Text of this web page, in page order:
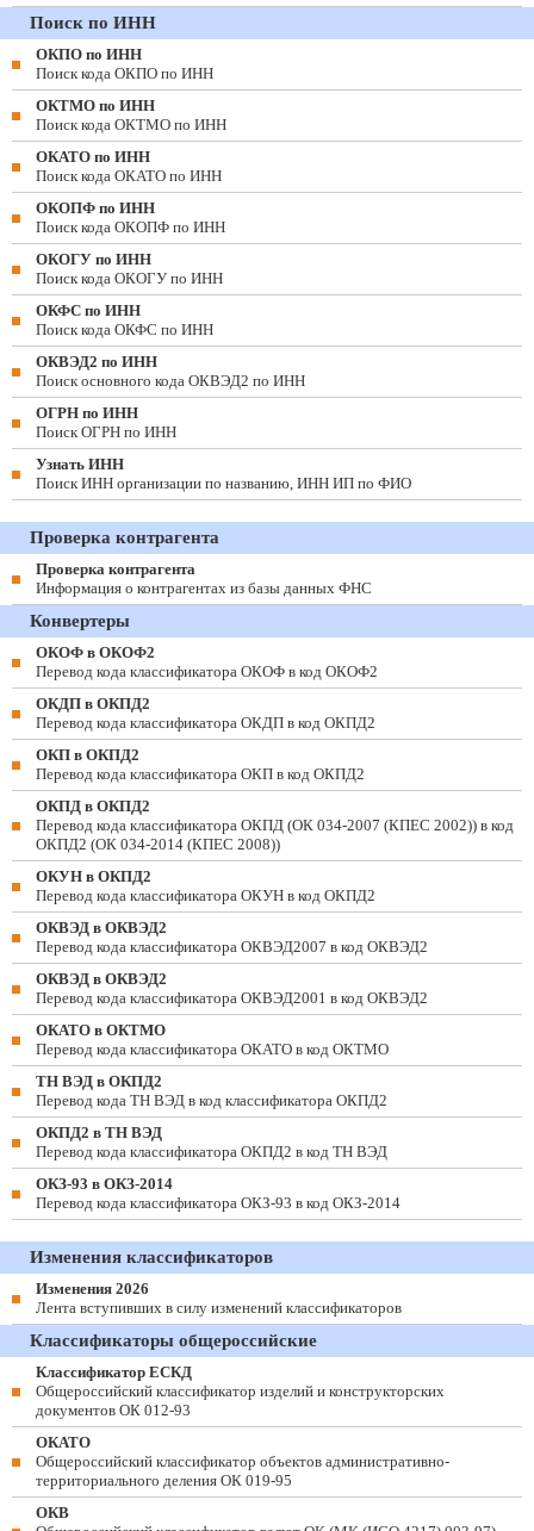
Поиск по ИНН
ОКПО по ИНН
Поиск кода ОКПО по ИНН
ОКТМО по ИНН
Поиск кода ОКТМО по ИНН
ОКАТО по ИНН
Поиск кода ОКАТО по ИНН
ОКОПФ по ИНН
Поиск кода ОКОПФ по ИНН
ОКОГУ по ИНН
Поиск кода ОКОГУ по ИНН
ОКФС по ИНН
Поиск кода ОКФС по ИНН
ОКВЭД2 по ИНН
Поиск основного кода ОКВЭД2 по ИНН
ОГРН по ИНН
Поиск ОГРН по ИНН
Узнать ИНН
Поиск ИНН организации по названию, ИНН ИП по ФИО
Проверка контрагента
Проверка контрагента
Информация о контрагентах из базы данных ФНС
Конвертеры
ОКОФ в ОКОФ2
Перевод кода классификатора ОКОФ в код ОКОФ2
ОКДП в ОКПД2
Перевод кода классификатора ОКДП в код ОКПД2
ОКП в ОКПД2
Перевод кода классификатора ОКП в код ОКПД2
ОКПД в ОКПД2
Перевод кода классификатора ОКПД (ОК 034-2007 (КПЕС 2002)) в код
ОКПД2 (ОК 034-2014 (КПЕС 2008))
ОКУН в ОКПД2
Перевод кода классификатора ОКУН в код ОКПД2
ОКВЭД в ОКВЭД2
Перевод кода классификатора ОКВЭД2007 в код ОКВЭД2
ОКВЭД в ОКВЭД2
Перевод кода классификатора ОКВЭД2001 в код ОКВЭД2
ОКАТО в ОКТМО
Перевод кода классификатора ОКАТО в код ОКТМО
ТН ВЭД в ОКПД2
Перевод кода ТН ВЭД в код классификатора ОКПД2
ОКПД2 в ТН ВЭД
Перевод кода классификатора ОКПД2 в код ТН ВЭД
ОКЗ-93 в ОКЗ-2014
Перевод кода классификатора ОКЗ-93 в код ОКЗ-2014
Изменения классификаторов
Изменения 2026
Лента вступивших в силу изменений классификаторов
Классификаторы общероссийские
Классификатор ЕСКД
Общероссийский классификатор изделий и конструкторских
документов ОК 012-93
ОКАТО
Общероссийский классификатор объектов административно-
территориального деления ОК 019-95
ОКВ